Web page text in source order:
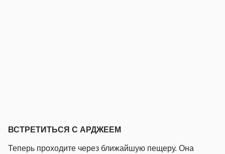
ВСТРЕТИТЬСЯ С АРДЖЕЕМ
Теперь проходите через ближайшую пещеру. Она